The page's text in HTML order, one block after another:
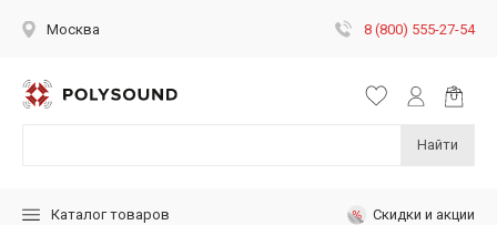
Москва 8 (800) 555-27-54
Найти
Каталог товаров Скидки и акции